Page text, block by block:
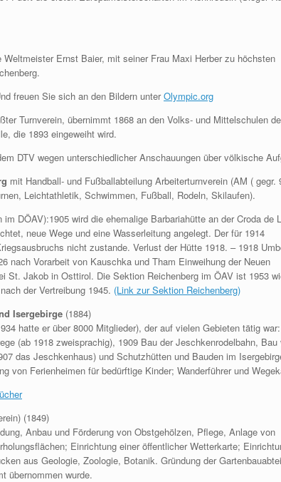
Weltmeister Ernst Baier, mit seiner Frau Maxi Herber zu höchsten
freuen Sie sich an den Bildern unterOlympic.org
Turnverein, übernimmt 1868 an den Volks- und Mittelschulen
die 1893 eingeweiht wird.
DTV wegen unterschiedlicher Anschauungen über völkische
mit Handball- und Fußballabteilung Arbeiterturnverein (AM ( gegr.
Leichtathletik, Schwimmen, Fußball, Rodeln, Skilaufen).
DÖAV):1905 wird die ehemalige Barbariahütte an der Croda de
neue Wege und eine Wasserleitung angelegt. Der für 1914
nicht zustande. Verlust der Hütte 1918. – 1918
nach Vorarbeit von Kauschka und Tham Einweihung der Neuen
St. Jakob in Osttirol. Die Sektion Reichenberg im ÖAV ist 1953
der Vertreibung 1945. (Link zur Sektion Reichenberg)
Isergebirge (1884)
hatte er über 8000 Mitglieder), der auf vielen Gebieten tätig war:
(ab 1918 zweisprachig), 1909 Bau der Jeschkenrodelbahn, Bau
das Jeschkenhaus) und Schutzhütten und Bauden im
von Ferienheimen für bedürftige Kinder; Wanderführer und
(1849)
Anbau und Förderung von Obstgehölzen, Pflege, Anlage von
Einrichtung einer öffentlicher Wetterkarte;
aus Geologie, Zoologie, Botanik. Gründung der
übernommen wurde.